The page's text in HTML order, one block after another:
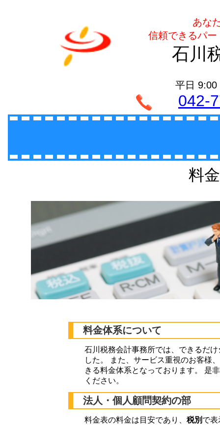
あな
信頼できるパ
石川
平日
042-
料
料金体系について
石川税務会計事務所では、できるだけ
した。 また、サービス重視のお客様
きる料金体系となっております。 是
ください。
法人・個人顧問契約の部
料金表の料金は目安であり、 税別 で表